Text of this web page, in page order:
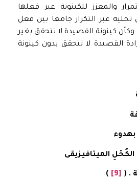
والمعزز للكينونة عبر فعلها
عبر التكرار جامعا بين فعل
وكأن كينونة القصيدة لا تتحقق بغير
القصيدة لا تتحقق بدون كينونة
الكُحْلِ الميتافيزيقى
.
(
[9]
)